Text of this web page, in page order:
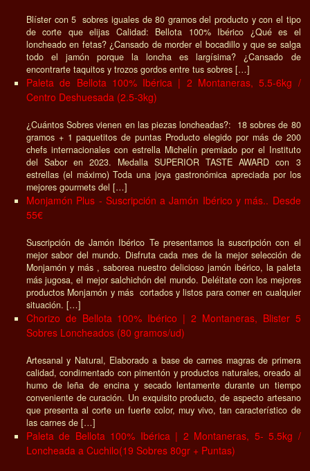
Blíster con 5 sobres iguales de 80 gramos del producto y con el tipo
de corte que elijas Calidad: Bellota 100% Ibérico ¿Qué es el
loncheado en fetas? ¿Cansado de morder el bocadillo y que se salga
todo el jamón porque la loncha es largísima? ¿Cansado de
encontrarte taquitos y trozos gordos entre tus sobres […]
Paleta de Bellota 100% Ibérica | 2 Montaneras, 5.5-6kg /
Centro Deshuesada (2.5-3kg)
¿Cuántos Sobres vienen en las piezas loncheadas?: 18 sobres de 80
gramos + 1 paquetitos de puntas Producto elegido por más de 200
chefs internacionales con estrella Michelín premiado por el Instituto
del Sabor en 2023. Medalla SUPERIOR TASTE AWARD con 3
estrellas (el máximo) Toda una joya gastronómica apreciada por los
mejores gourmets del […]
Monjamón Plus - Suscripción a Jamón Ibérico y más.. Desde
55€
Suscripción de Jamón Ibérico Te presentamos la suscripción con el
mejor sabor del mundo. Disfruta cada mes de la mejor selección de
Monjamón y más , saborea nuestro delicioso jamón ibérico, la paleta
más jugosa, el mejor salchichón del mundo. Deléitate con los mejores
productos Monjamón y más cortados y listos para comer en cualquier
situación. […]
Chorizo de Bellota 100% Ibérico | 2 Montaneras, Blister 5
Sobres Loncheados (80 gramos/ud)
Artesanal y Natural, Elaborado a base de carnes magras de primera
calidad, condimentado con pimentón y productos naturales, oreado al
humo de leña de encina y secado lentamente durante un tiempo
conveniente de curación. Un exquisito producto, de aspecto artesano
que presenta al corte un fuerte color, muy vivo, tan característico de
las carnes de […]
Paleta de Bellota 100% Ibérica | 2 Montaneras, 5- 5.5kg /
Loncheada a Cuchilo(19 Sobres 80gr + Puntas)